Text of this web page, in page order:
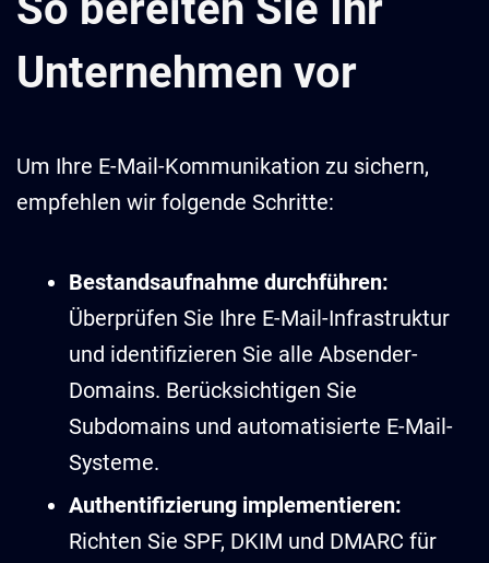
Unternehmen vor
Um Ihre E-Mail-Kommunikation zu sichern,
empfehlen wir folgende Schritte:
Bestandsaufnahme durchführen:
Überprüfen Sie Ihre E-Mail-Infrastruktur
und identifizieren Sie alle Absender-
Domains. Berücksichtigen Sie
Subdomains und automatisierte E-Mail-
Systeme.
Authentifizierung implementieren:
Richten Sie SPF, DKIM und DMARC für